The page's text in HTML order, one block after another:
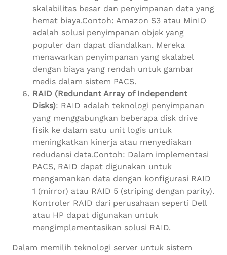
skalabilitas besar dan penyimpanan data yang
hemat biaya.Contoh: Amazon S3 atau MinIO
adalah solusi penyimpanan objek yang
populer dan dapat diandalkan. Mereka
menawarkan penyimpanan yang skalabel
dengan biaya yang rendah untuk gambar
medis dalam sistem PACS.
RAID (Redundant Array of Independent
Disks): RAID adalah teknologi penyimpanan
yang menggabungkan beberapa disk drive
fisik ke dalam satu unit logis untuk
meningkatkan kinerja atau menyediakan
redudansi data.Contoh: Dalam implementasi
PACS, RAID dapat digunakan untuk
mengamankan data dengan konfigurasi RAID
1 (mirror) atau RAID 5 (striping dengan parity).
Kontroler RAID dari perusahaan seperti Dell
atau HP dapat digunakan untuk
mengimplementasikan solusi RAID.
Dalam memilih teknologi server untuk sistem